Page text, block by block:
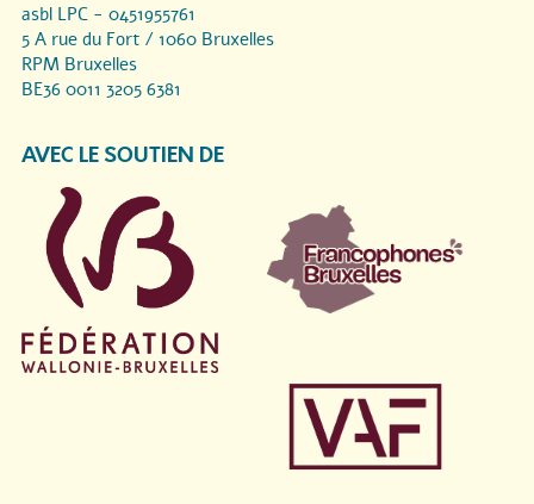
asbl LPC - 0451955761
5 A rue du Fort / 1060 Bruxelles
RPM Bruxelles
BE36 0011 3205 6381
AVEC LE SOUTIEN DE